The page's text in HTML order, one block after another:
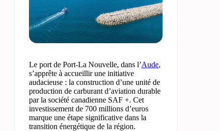
Le port de Port-La Nouvelle, dans l’Aude,
s’apprête à accueillir une initiative
audacieuse : la construction d’une unité de
production de carburant d’aviation durable
par la société canadienne SAF +. Cet
investissement de 700 millions d’euros
marque une étape significative dans la
transition énergétique de la région.